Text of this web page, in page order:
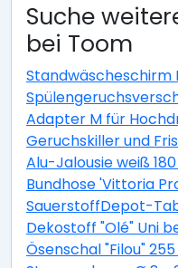
Suche
bei Toom
Standwäscheschirm
Adapter M für
Geruchskiller und
Alu-Jalousie weiß
Bundhose 'Vittoria
SauerstoffDepot-
Dekostoff "Olé" Uni
Ösenschal "Filou"